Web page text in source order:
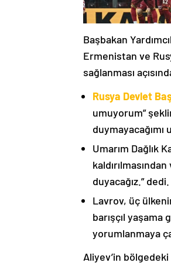
Başbakan
Ermenistan ve
sağlanması
Rusya Devlet
umuyorum”
duymayacağımı
Umarım Dağlık
duyacağız.” dedi.
Lavrov, üç
barışçıl
yorumlanmaya
Aliyev’in